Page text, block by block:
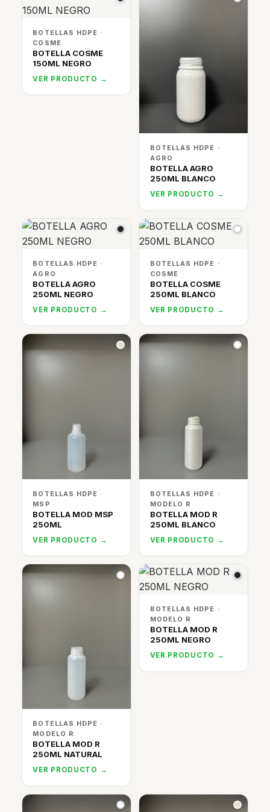
BOTELLAS HDPE ·
COSME
BOTELLA COSME
150ML NEGRO
VER PRODUCTO →
BOTELLAS HDPE ·
AGRO
BOTELLA AGRO
250ML BLANCO
VER PRODUCTO →
BOTELLAS HDPE ·
AGRO
BOTELLA AGRO
250ML NEGRO
VER PRODUCTO →
BOTELLAS HDPE ·
COSME
BOTELLA COSME
250ML BLANCO
VER PRODUCTO →
BOTELLAS HDPE ·
MSP
BOTELLA MOD MSP
250ML
VER PRODUCTO →
BOTELLAS HDPE ·
MODELO R
BOTELLA MOD R
250ML BLANCO
VER PRODUCTO →
BOTELLAS HDPE ·
MODELO R
BOTELLA MOD R
250ML NATURAL
VER PRODUCTO →
BOTELLAS HDPE ·
MODELO R
BOTELLA MOD R
250ML NEGRO
VER PRODUCTO →